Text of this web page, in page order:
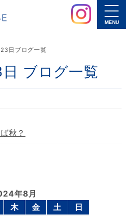
MENU
日ブログ一覧
ブログ一覧
秋？
年8月
木 金 土 日